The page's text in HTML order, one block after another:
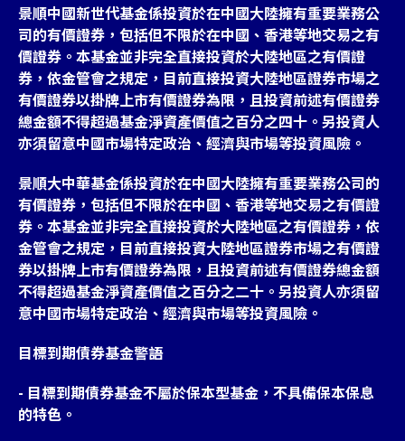
景順中國新世代基金係投資於在中國大陸擁有重要業務公
司的有價證券，包括但不限於在中國、香港等地交易之有
價證券。本基金並非完全直接投資於大陸地區之有價證
券，依金管會之規定，目前直接投資大陸地區證券市場之
有價證券以掛牌上市有價證券為限，且投資前述有價證券
總金額不得超過基金淨資產價值之百分之四十。另投資人
亦須留意中國市場特定政治、經濟與市場等投資風險。
景順大中華基金係投資於在中國大陸擁有重要業務公司的
有價證券，包括但不限於在中國、香港等地交易之有價證
券。本基金並非完全直接投資於大陸地區之有價證券，依
金管會之規定，目前直接投資大陸地區證券市場之有價證
券以掛牌上市有價證券為限，且投資前述有價證券總金額
不得超過基金淨資產價值之百分之二十。另投資人亦須留
意中國市場特定政治、經濟與市場等投資風險。
目標到期債券基金警語
- 目標到期債券基金不屬於保本型基金，不具備保本保息
的特色。